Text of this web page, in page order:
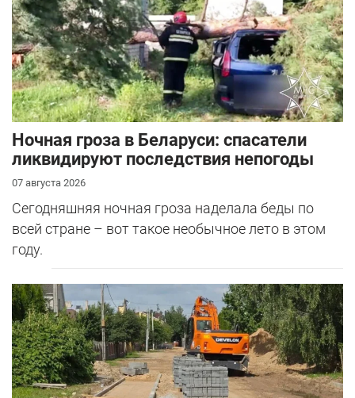
Ночная гроза в Беларуси: спасатели
ликвидируют последствия непогоды
07 августа 2026
Сегодняшняя ночная гроза наделала беды по
всей стране – вот такое необычное лето в этом
году.